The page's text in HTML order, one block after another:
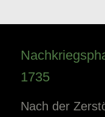
1735
Nach der